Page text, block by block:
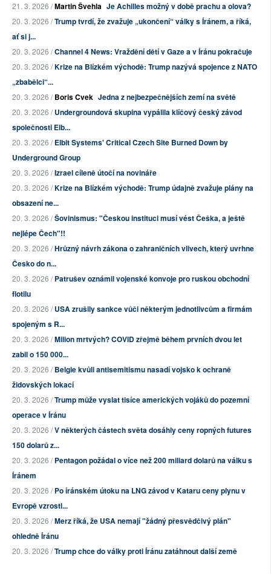
21. 3. 2026 /Martin Švehla Je Achilles možný v době prachu a olova?
20. 3. 2026 /Trump tvrdí, že zvažuje „ukončení“ války s Íránem, a říká,
ať si j...
20. 3. 2026 /Channel 4 News: Vraždění dětí v Gaze a v Íránu pokračuje
20. 3. 2026 /Krize na Blízkém východě: Trump nazývá spojence z NATO
„zbabělci“...
20. 3. 2026 /Boris Cvek Jedna z nejbezpečnějších zemí na světě
20. 3. 2026 /Undergroundová skupina vypálila klíčový český závod
společnosti Elb...
20. 3. 2026 /Elbit Systems' Critical Czech Site Burned Down by
Underground Group
20. 3. 2026 /Izrael cíleně útočí na novináře
20. 3. 2026 /Krize na Blízkém východě: Trump údajně zvažuje plány na
obsazení ne...
20. 3. 2026 /Šovinismus: "Českou instituci musí vést Češka, a ještě
nejlépe Čech"!!
20. 3. 2026 /Hrůzný návrh zákona o zahraničních vlivech, který uvrhne
Česko do n...
20. 3. 2026 /Patrušev oznámil vojenské konvoje pro ruskou obchodní
flotilu
20. 3. 2026 /USA zrušily sankce vůči některým jednotlivcům a firmám
spojeným s R...
20. 3. 2026 /Milion mrtvých? COVID zřejmě během prvních dvou let
zabil o 150 000...
20. 3. 2026 /Belgie kvůli antisemitismu nasadí vojsko k ochraně
židovských lokací
20. 3. 2026 /Trump může vyslat tisíce amerických vojáků do pozemní
operace v Íránu
20. 3. 2026 /V některých částech světa dosáhly ceny ropných futures
150 dolarů z...
20. 3. 2026 /Pentagon požádal o více než 200 miliard dolarů na válku s
Íránem
20. 3. 2026 /Po íránském útoku na LNG závod v Kataru ceny plynu v
Evropě vzrostl...
20. 3. 2026 /Merz říká, že USA nemají "žádný přesvědčivý plán"
ohledně Íránu
20. 3. 2026 /Trump chce do války proti Íránu zatáhnout další země